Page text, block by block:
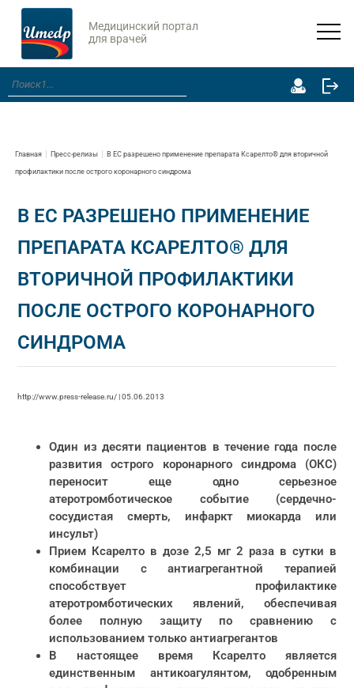
Медицинский портал
для врачей
Главная Пресс-релизы В ЕС разрешено применение препарата Ксарелто® для вторичной
профилактики после острого коронарного синдрома
В ЕС РАЗРЕШЕНО ПРИМЕНЕНИЕ
ПРЕПАРАТА КСАРЕЛТО® ДЛЯ
ВТОРИЧНОЙ ПРОФИЛАКТИКИ
ПОСЛЕ ОСТРОГО КОРОНАРНОГО
СИНДРОМА
http://www.press-release.ru/ | 05.06.2013
Один из десяти пациентов в течение года после
развития острого коронарного синдрома (ОКС)
переносит еще одно серьезное
атеротромботическое событие (сердечно-
сосудистая смерть, инфаркт миокарда или
инсульт)
Прием Ксарелто в дозе 2,5 мг 2 раза в сутки в
комбинации с антиагрегантной терапией
способствует профилактике
атеротромботических явлений, обеспечивая
более полную защиту по сравнению с
использованием только антиагрегантов
В настоящее время Ксарелто является
единственным антикоагулянтом, одобренным